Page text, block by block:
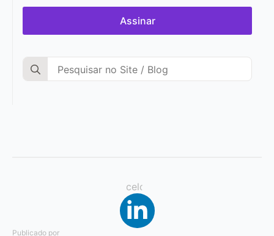
Assinar
Search
for:
Publicado por